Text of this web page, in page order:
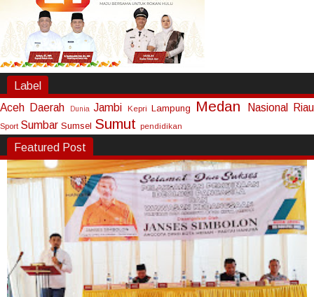
Label
Aceh Daerah Dunia Jambi Kepri Lampung Medan Nasional Riau
Sport Sumbar Sumsel Sumut pendidikan
Featured Post